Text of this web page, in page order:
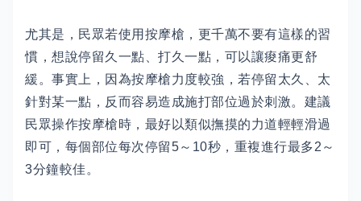
尤其是，民眾若使用按摩槍，更千萬不要有這樣的習
慣，想說停留久一點、打久一點，可以讓痠痛更舒
緩。事實上，因為按摩槍力度較強，若停留太久、太
針對某一點，反而容易造成施打部位過於刺激。建議
民眾操作按摩槍時，最好以類似撫摸的力道輕輕滑過
即可，每個部位每次停留5～10秒，重複進行最多2～
3分鐘較佳。